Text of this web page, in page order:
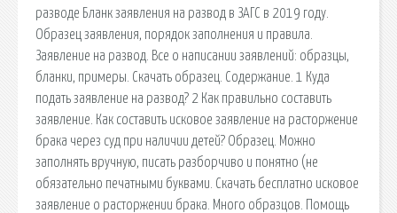
разводе Бланк заявления на развод в ЗАГС в 2019 году.
Образец заявления, порядок заполнения и правила.
Заявление на развод. Все о написании заявлений: образцы,
бланки, примеры. Скачать образец. Содержание. 1 Куда
подать заявление на развод? 2 Как правильно составить
заявление. Как составить исковое заявление на расторжение
брака через суд при наличии детей? Образец. Можно
заполнять вручную, писать разборчиво и понятно (не
обязательно печатными буквами. Скачать бесплатно исковое
заявление о расторжении брака. Много образцов. Помощь